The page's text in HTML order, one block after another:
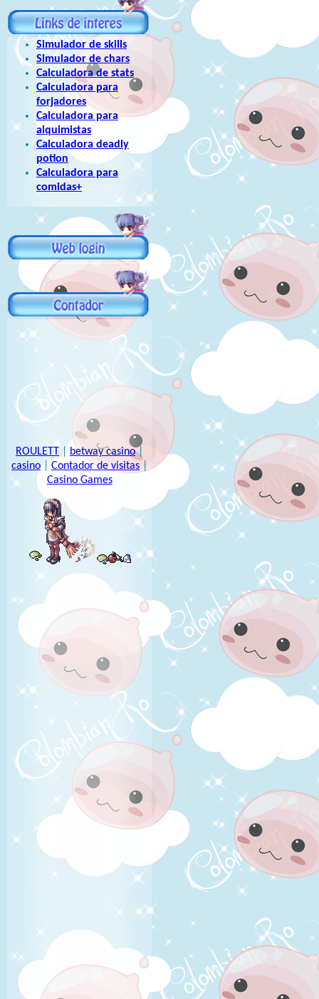
Simulador de skills
Simulador de chars
Calculadora de stats
Calculadora para
forjadores
Calculadora para
alquimistas
Calculadora deadly
potion
Calculadora para
comidas+
ROULETT | betway casino|
casino| Contador de visitas
Casino Games